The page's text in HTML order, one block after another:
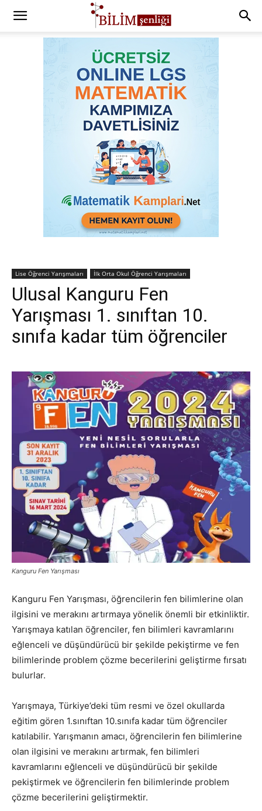
Lise Öğrenci Yarışmaları İlk Orta Okul Öğrenci Yarışmaları
Ulusal Kanguru Fen
Yarışması 1. sınıftan 10.
sınıfa kadar tüm öğrenciler
Kanguru Fen Yarışması
Kanguru Fen Yarışması, öğrencilerin fen bilimlerine olan
ilgisini ve merakını artırmaya yönelik önemli bir etkinliktir.
Yarışmaya katılan öğrenciler, fen bilimleri kavramlarını
eğlenceli ve düşündürücü bir şekilde pekiştirme ve fen
bilimlerinde problem çözme becerilerini geliştirme fırsatı
bulurlar.
Yarışmaya, Türkiye’deki tüm resmi ve özel okullarda
eğitim gören 1.sınıftan 10.sınıfa kadar tüm öğrenciler
katılabilir. Yarışmanın amacı, öğrencilerin fen bilimlerine
olan ilgisini ve merakını artırmak, fen bilimleri
kavramlarını eğlenceli ve düşündürücü bir şekilde
pekiştirmek ve öğrencilerin fen bilimlerinde problem
çözme becerilerini geliştirmektir.